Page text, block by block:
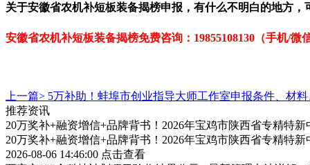
关于安徽省农机补短板装备揭榜申报，有什么不明白的地方，
安徽省农机补短板装备揭榜免费咨询：19855108130（手机/微
上一篇> 5万补助！蚌埠市创业指导大师工作室申报条件、材
推荐资讯
20万奖补+融资增信+品牌背书！2026年宝鸡市陕西省专精特
20万奖补+融资增信+品牌背书！2026年宝鸡市陕西省专精特
2026-08-06 14:46:00 点击查看